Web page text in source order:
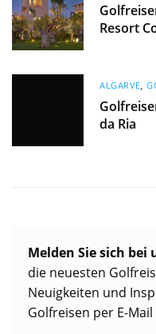
Resort
ALGARVE
da Ria
Melden Sie sich
die neuesten
Neuigkeiten und
Golfreisen per E-